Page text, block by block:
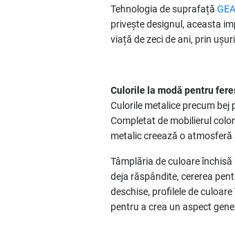
Tehnologia de suprafață
privește designul, aceasta
viață de zeci de ani, prin
Culorile la modă pentru
Culorile metalice precum
Completat de mobilierul
metalic creează o
Tâmplăria de culoare
deja răspândite, cererea
deschise, profilele de
pentru a crea un aspect